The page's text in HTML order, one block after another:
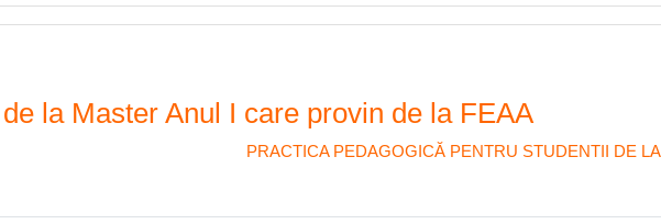
la Master Anul I care provin de la FEAA
PRACTICA PEDAGOGICĂ PENTRU STUDENTII DE